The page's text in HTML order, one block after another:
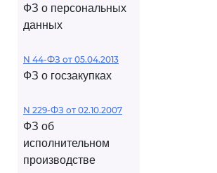
ФЗ о персональных
данных
N 44-ФЗ от 05.04.2013
ФЗ о госзакупках
N 229-ФЗ от 02.10.2007
ФЗ об
исполнительном
производстве